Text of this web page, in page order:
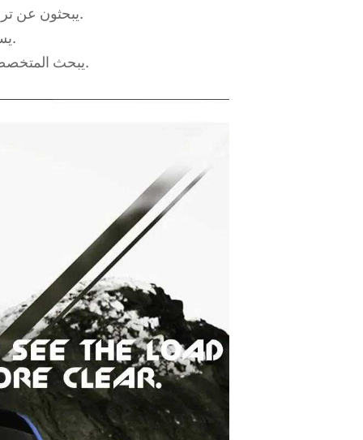
أصحاب مرسيدس بنز الفئة E W212 (2009-2015) يبحثون عن ترقية حديثة.
يسعى عشاق السيارات إلى الحصول على مظهر رياضي وفاخر.
يبحث المتخصصون في صناعة السيارات عن حل شامل لعملية تجميل الوجه.